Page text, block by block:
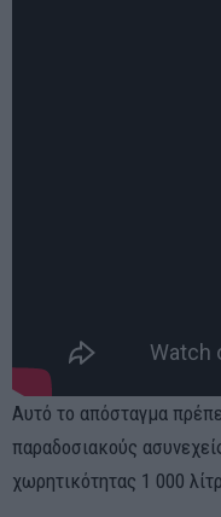
Αυτό το απόσταγμα
παραδοσιακούς
χωρητικότητας 1 000